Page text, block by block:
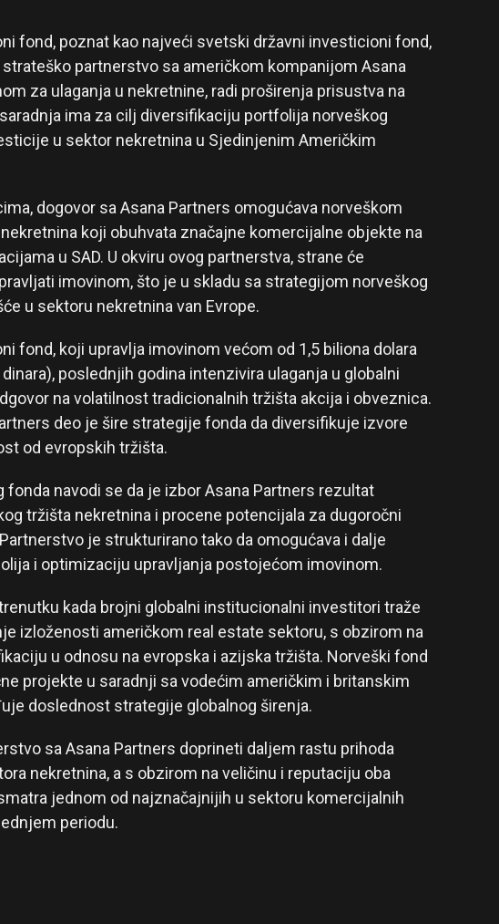
fond, poznat kao najveći svetski državni investicioni fond,
partnerstvo sa američkom kompanijom Asana
za ulaganja u nekretnine, radi proširenja prisustva na
ima za cilj diversifikaciju portfolija norveškog
u sektor nekretnina u Sjedinjenim Američkim
dogovor sa Asana Partners omogućava norveškom
koji obuhvata značajne komercijalne objekte na
u SAD. U okviru ovog partnerstva, strane će
imovinom, što je u skladu sa strategijom norveškog
u sektoru nekretnina van Evrope.
fond, koji upravlja imovinom većom od 1,5 biliona dolara
poslednjih godina intenzivira ulaganja u globalni
na volatilnost tradicionalnih tržišta akcija i obveznica.
deo je šire strategije fonda da diversifikuje izvore
od evropskih tržišta.
fonda navodi se da je izbor Asana Partners rezultat
tržišta nekretnina i procene potencijala za dugoročni
je strukturirano tako da omogućava i dalje
i optimizaciju upravljanja postojećom imovinom.
kada brojni globalni institucionalni investitori traže
izloženosti američkom real estate sektoru, s obzirom na
u odnosu na evropska i azijska tržišta. Norveški fond
projekte u saradnji sa vodećim američkim i britanskim
doslednost strategije globalnog širenja.
sa Asana Partners doprineti daljem rastu prihoda
nekretnina, a s obzirom na veličinu i reputaciju oba
jednom od najznačajnijih u sektoru komercijalnih
periodu.